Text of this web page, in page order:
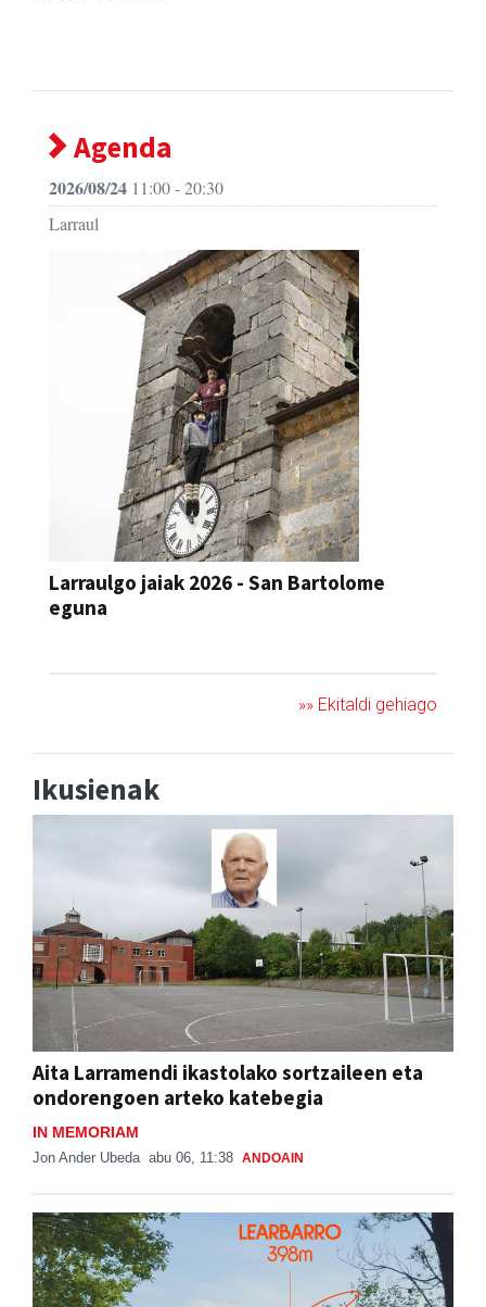
Agenda
2026/08/24 11:00 - 20:30
Larraul
Larraulgo jaiak 2026 - San Bartolome
eguna
»» Ekitaldi gehiago
Ikusienak
Aita Larramendi ikastolako sortzaileen eta
ondorengoen arteko katebegia
IN MEMORIAM
Jon Ander Ubeda abu 06, 11:38 ANDOAIN